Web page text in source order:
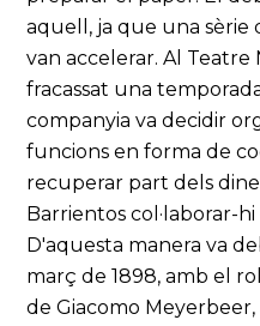
aquell, ja que una sèrie
van accelerar. Al Teatre
fracassat una
companyia va decidir
funcions en forma de
recuperar part dels
Barrientos col·laborar-
D'aquesta manera va
març de 1898, amb el
de Giacomo